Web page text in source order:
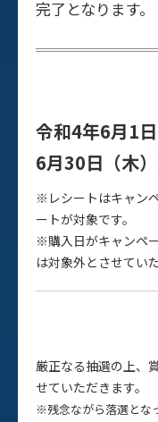
完了となります。
令和4年6月1
6月30日（木
※レシートはキャン
ートが対象です。
※購入日がキャンペ
は対象外とさせてい
厳正なる抽選の上、
せていただきます。
※残念ながら落選とな